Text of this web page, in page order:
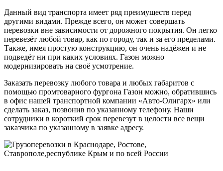
Данный вид транспорта имеет ряд преимуществ перед
другими видами. Прежде всего, он может совершать
перевозки вне зависимости от дорожного покрытия. Он легко
перевезёт любой товар, как по городу, так и за его пределами.
Также, имея простую конструкцию, он очень надёжен и не
подведёт ни при каких условиях. Газон можно
модернизировать на своё усмотрение.
Заказать перевозку любого товара и любых габаритов с
помощью промтоварного фургона Газон можно, обратившись
в офис нашей транспортной компании «Авто-Олигарх» или
сделать заказ, позвонив по указанному телефону. Наши
сотрудники в короткий срок перевезут в целости все вещи
заказчика по указанному в заявке адресу.